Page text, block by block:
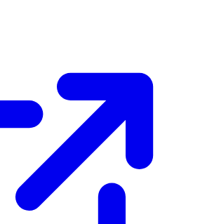
pour recruter des affiliés
telles que les données